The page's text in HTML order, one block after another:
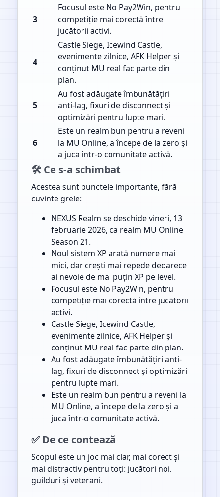
3
Focusul este No Pay2Win, pentru
competiție mai corectă între
jucătorii activi.
4
Castle Siege, Icewind Castle,
evenimente zilnice, AFK Helper și
conținut MU real fac parte din
plan.
5
Au fost adăugate îmbunătățiri
anti-lag, fixuri de disconnect și
optimizări pentru lupte mari.
6
Este un realm bun pentru a reveni
la MU Online, a începe de la zero și
a juca într-o comunitate activă.
🛠️ Ce s-a schimbat
Acestea sunt punctele importante, fără
cuvinte grele:
NEXUS Realm se deschide vineri, 13
februarie 2026, ca realm MU Online
Season 21.
Noul sistem XP arată numere mai
mici, dar crești mai repede deoarece
ai nevoie de mai puțin XP pe level.
Focusul este No Pay2Win, pentru
competiție mai corectă între jucătorii
activi.
Castle Siege, Icewind Castle,
evenimente zilnice, AFK Helper și
conținut MU real fac parte din plan.
Au fost adăugate îmbunătățiri anti-
lag, fixuri de disconnect și optimizări
pentru lupte mari.
Este un realm bun pentru a reveni la
MU Online, a începe de la zero și a
juca într-o comunitate activă.
✅ De ce contează
Scopul este un joc mai clar, mai corect și
mai distractiv pentru toți: jucători noi,
guilduri și veterani.